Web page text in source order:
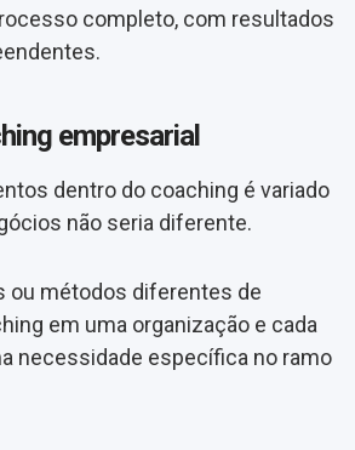
completo, com resultados
empresarial
dentro do coaching é variado
não seria diferente.
ou métodos diferentes de
em uma organização e cada
necessidade específica no ramo